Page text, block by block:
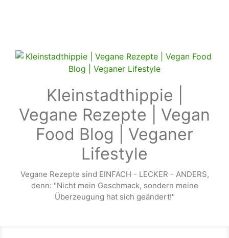
Kleinstadthippie |
Vegane Rezepte | Vegan
Food Blog | Veganer
Lifestyle
Vegane Rezepte sind EINFACH - LECKER - ANDERS,
denn: "Nicht mein Geschmack, sondern meine
Überzeugung hat sich geändert!"